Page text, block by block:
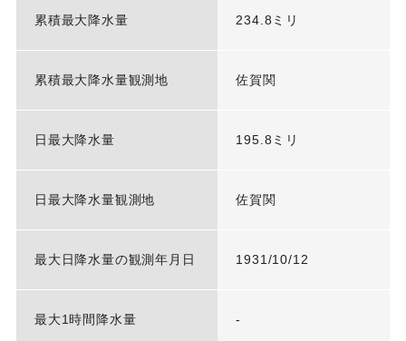
累積最大降水量 234.8ミリ
累積最大降水量観測地 佐賀関
日最大降水量 195.8ミリ
日最大降水量観測地 佐賀関
最大日降水量の観測年月日 1931/10/12
最大1時間降水量 -